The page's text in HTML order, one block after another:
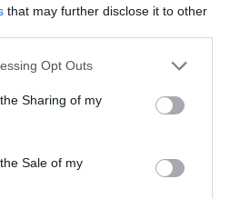
that may further disclose it to other
Opt Outs
Sharing of my
Sale of my